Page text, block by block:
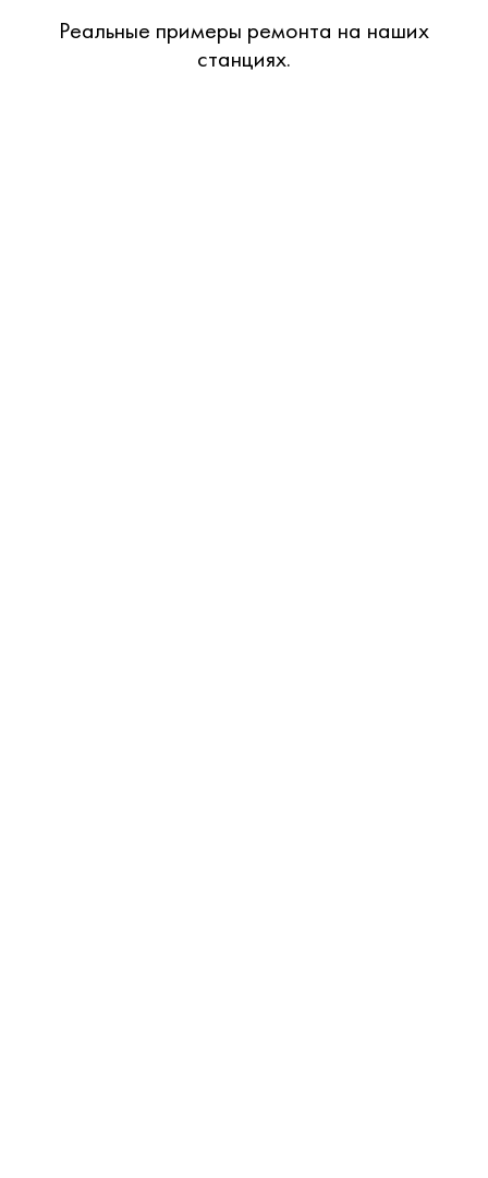
Реальные примеры ремонта на наших
станциях.